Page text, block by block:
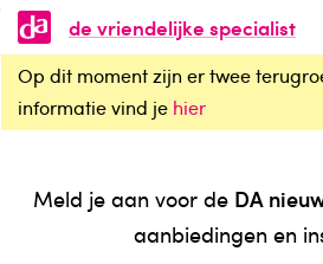
de vriendelijke specialist
Op dit moment zijn er twee
informatie vind je hier
Meld je aan voor de DA
aanbiedingen en